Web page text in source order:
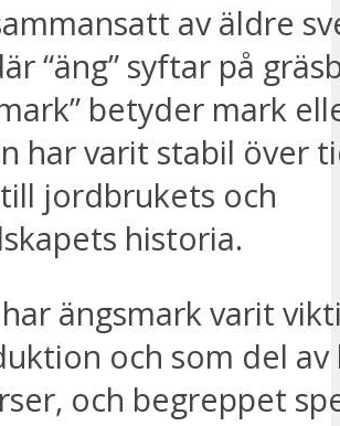
av äldre
“äng” syftar på
betyder mark
har varit stabil över
jordbrukets och
historia.
ängsmark varit
och som del av
och begreppet